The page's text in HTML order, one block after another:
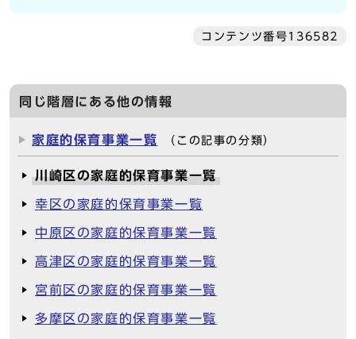
コンテンツ番号136582
同じ階層にある他の情報
家庭的保育事業一覧 （この記事の分類）
川崎区の家庭的保育事業一覧
幸区の家庭的保育事業一覧
中原区の家庭的保育事業一覧
高津区の家庭的保育事業一覧
宮前区の家庭的保育事業一覧
多摩区の家庭的保育事業一覧